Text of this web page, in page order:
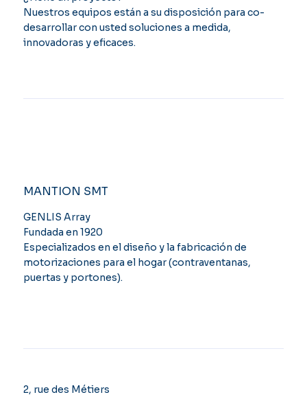
Nuestros equipos están a su disposición para co-
desarrollar con usted soluciones a medida,
innovadoras y eficaces.
MANTION SMT
GENLIS Array
Fundada en 1920
Especializados en el diseño y la fabricación de
motorizaciones para el hogar (contraventanas,
puertas y portones).
2, rue des Métiers